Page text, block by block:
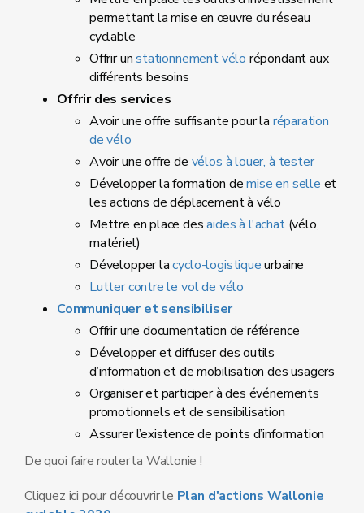
permettant la mise en œuvre du réseau
cyclable
Offrir unstationnement vélo répondant aux
différents besoins
Offrir des services
Avoir une offre suffisante pour la réparation
de vélo
Avoir une offre de vélos à louer, à tester
Développer la formation demise en selle et
les actions de déplacement à vélo
Mettre en place desaides à l'achat(vélo,
matériel)
Développer lacyclo-logistiqueurbaine
Lutter contre le vol de vélo
Communiquer et sensibiliser
Offrir une documentation de référence
Développer et diffuser des outils
d’information et de mobilisation des usagers
Organiser et participer à des événements
promotionnels et de sensibilisation
Assurer l’existence de points d’information
De quoi faire rouler la Wallonie !
Cliquez ici pour découvrir le Plan d'actions Wallonie